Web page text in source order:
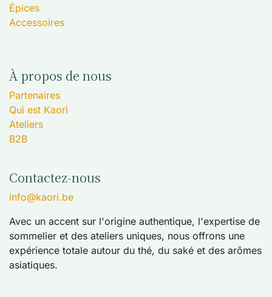
Épices
Accessoires
À propos de nous
Partenaires
Qui est Kaori
Ateliers
B2B
Contactez-nous
info@kaori.be
Avec un accent sur l'origine authentique, l'expertise de
sommelier et des ateliers uniques, nous offrons une
expérience totale autour du thé, du saké et des arômes
asiatiques.